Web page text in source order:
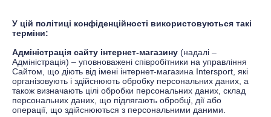
У цій політиці конфіденційності використовуються такі
терміни:
Адміністрація сайту інтернет-магазину (надалі –
Адміністрація) – уповноважені співробітники на управління
Сайтом, що діють від імені інтернет-магазина Іntersport , які
організовують і здійснюють обробку персональних даних, а
також визначають цілі обробки персональних даних, склад
персональних даних, що підлягають обробці, дії або
операції, що здійснюються з персональними даними.